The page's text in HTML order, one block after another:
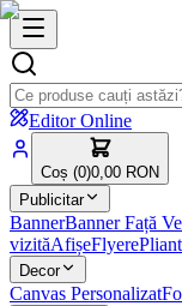
Editor Online
Coș (0)0,00 RON
Publicitar
BannerBanner Față
vizităAfișeFlyere
Decor
Canvas Personalizat